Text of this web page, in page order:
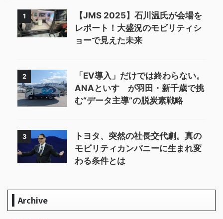
1
【JMS 2025】石川温氏が会場を
レポート！大盛況のモビリティシ
ョーで見えた未来
2
「EV導入」だけでは終わらない。
ANAといすゞが羽田・新千歳で挑
む“データ主導”の脱炭素戦略
3
トヨタ、突然の社長交代劇。真の
モビリティカンパニーに生まれ変
わる条件とは
Archive